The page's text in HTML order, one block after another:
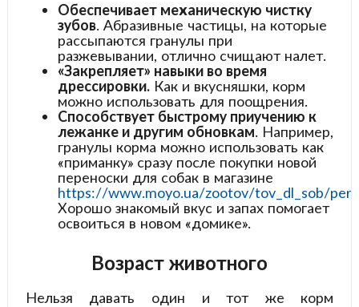
Обеспечивает механическую чистку
зубов. Абразивные частицы, на которые
рассыпаются гранулы при
разжевывании, отлично счищают налет.
«Закрепляет» навыки во время
дрессировки.Как и вкусняшки, корм
можно использовать для поощрения.
Способствует быстрому приучению к
лежанке и другим обновкам. Например,
гранулы корма можно использовать как
«приманку» сразу после покупки новой
переноски для собак в магазине
https://www.moyo.ua/zootov/tov_dl_sob/
Хорошо знакомый вкус и запах помогает
освоиться в новом «домике».
Возраст животного
Нельзя давать один и тот же корм